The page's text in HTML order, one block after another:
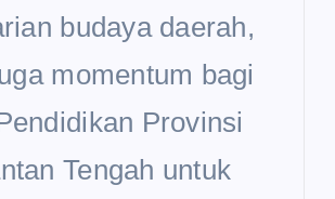
budaya daerah,
momentum bagi
Provinsi
Tengah untuk